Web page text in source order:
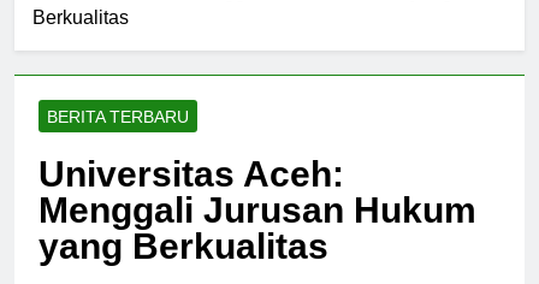
Berkualitas
BERITA TERBARU
Universitas Aceh:
Menggali Jurusan Hukum
yang Berkualitas